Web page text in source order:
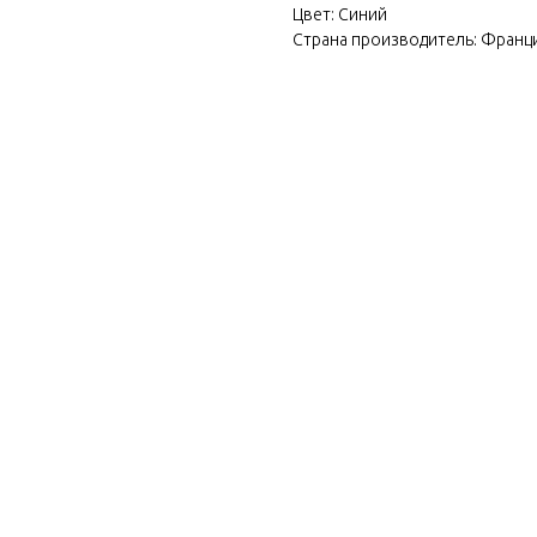
Цвет: Синий
Страна производитель: